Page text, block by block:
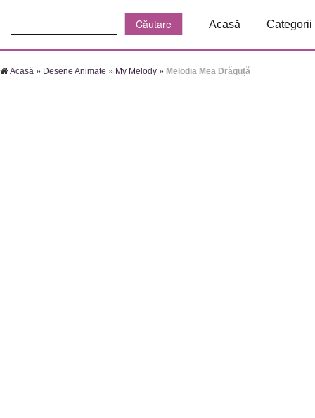
Acasă Categorii
Acasă » Desene Animate » My Melody » Melodia Mea Drăguță